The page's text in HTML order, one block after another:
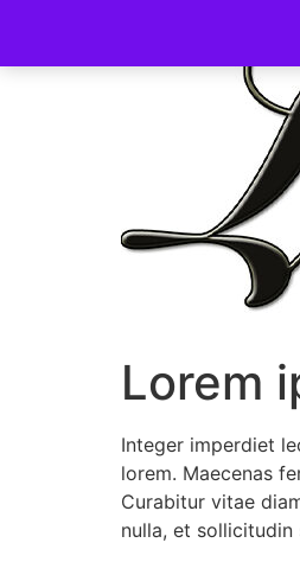
Lorem
Integer imperdiet
lorem. Maecenas
Curabitur vitae
nulla, et